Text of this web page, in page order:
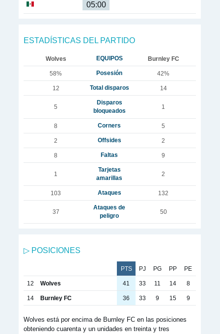
05:00
ESTADÍSTICAS DEL PARTIDO
Wolves EQUIPOS Burnley FC
58% Posesión 42%
12 Total disparos 14
5
Disparos
bloqueados
1
8 Corners 5
2 Offsides 2
8 Faltas 9
1
Tarjetas
amarillas
2
103 Ataques 132
37
Ataques de
peligro
50
▷ POSICIONES
PTS PJ PG PP PE
12 Wolves 41 33 11 14 8
14 Burnley FC 36 33 9 15 9
Wolves está por encima de Burnley FC en las posiciones
obteniendo cuarenta y un unidades en treinta y tres